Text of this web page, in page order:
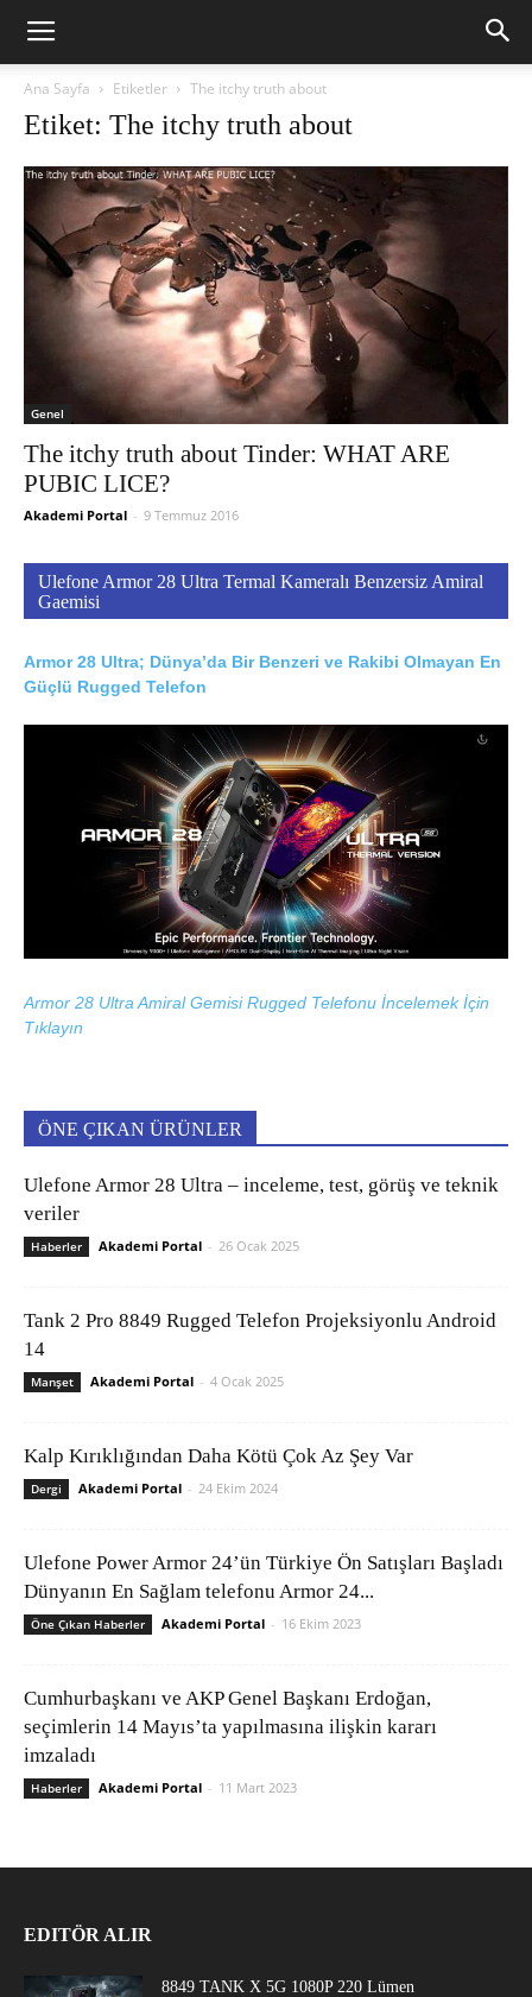
Ana Sayfa Etiketler The itchy truth about
Etiket: The itchy truth about
Genel
The itchy truth about Tinder: WHAT ARE
PUBIC LICE?
Akademi Portal - 9 Temmuz 2016
Ulefone Armor 28 Ultra Termal Kameralı Benzersiz Amiral
Gaemisi
Armor 28 Ultra; Dünya’da Bir Benzeri ve Rakibi Olmayan En
Güçlü Rugged Telefon
Armor 28 Ultra Amiral Gemisi Rugged Telefonu İncelemek İçin
Tıklayın
ÖNE ÇIKAN ÜRÜNLER
Ulefone Armor 28 Ultra – inceleme, test, görüş ve teknik
veriler
Haberler Akademi Portal - 26 Ocak 2025
Tank 2 Pro 8849 Rugged Telefon Projeksiyonlu Android
14
Manşet Akademi Portal - 4 Ocak 2025
Kalp Kırıklığından Daha Kötü Çok Az Şey Var
Dergi Akademi Portal - 24 Ekim 2024
Ulefone Power Armor 24’ün Türkiye Ön Satışları Başladı
Dünyanın En Sağlam telefonu Armor 24...
Öne Çıkan Haberler Akademi Portal - 16 Ekim 2023
Cumhurbaşkanı ve AKP Genel Başkanı Erdoğan,
seçimlerin 14 Mayıs’ta yapılmasına ilişkin kararı
imzaladı
Haberler Akademi Portal - 11 Mart 2023
EDITÖR ALIR
8849 TANK X 5G 1080P 220 Lümen